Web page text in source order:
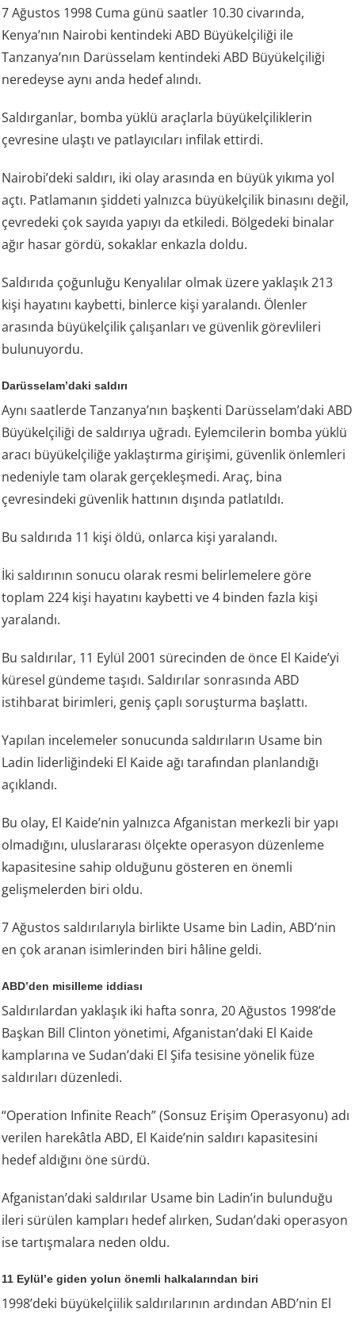
7 Ağustos 1998 Cuma günü saatler 10.30 civarında,
Kenya’nın Nairobi kentindeki ABD Büyükelçiliği ile
Tanzanya’nın Darüsselam kentindeki ABD Büyükelçiliği
neredeyse aynı anda hedef alındı.
Saldırganlar, bomba yüklü araçlarla büyükelçiliklerin
çevresine ulaştı ve patlayıcıları infilak ettirdi.
Nairobi’deki saldırı, iki olay arasında en büyük yıkıma yol
açtı. Patlamanın şiddeti yalnızca büyükelçilik binasını değil,
çevredeki çok sayıda yapıyı da etkiledi. Bölgedeki binalar
ağır hasar gördü, sokaklar enkazla doldu.
Saldırıda çoğunluğu Kenyalılar olmak üzere yaklaşık 213
kişi hayatını kaybetti, binlerce kişi yaralandı. Ölenler
arasında büyükelçilik çalışanları ve güvenlik görevlileri
bulunuyordu.
Darüsselam’daki saldırı
Aynı saatlerde Tanzanya’nın başkenti Darüsselam’daki ABD
Büyükelçiliği de saldırıya uğradı. Eylemcilerin bomba yüklü
aracı büyükelçiliğe yaklaştırma girişimi, güvenlik önlemleri
nedeniyle tam olarak gerçekleşmedi. Araç, bina
çevresindeki güvenlik hattının dışında patlatıldı.
Bu saldırıda 11 kişi öldü, onlarca kişi yaralandı.
İki saldırının sonucu olarak resmi belirlemelere göre
toplam 224 kişi hayatını kaybetti ve 4 binden fazla kişi
yaralandı.
Bu saldırılar, 11 Eylül 2001 sürecinden de önce El Kaide’yi
küresel gündeme taşıdı. Saldırılar sonrasında ABD
istihbarat birimleri, geniş çaplı soruşturma başlattı.
Yapılan incelemeler sonucunda saldırıların Usame bin
Ladin liderliğindeki El Kaide ağı tarafından planlandığı
açıklandı.
Bu olay, El Kaide’nin yalnızca Afganistan merkezli bir yapı
olmadığını, uluslararası ölçekte operasyon düzenleme
kapasitesine sahip olduğunu gösteren en önemli
gelişmelerden biri oldu.
7 Ağustos saldırılarıyla birlikte Usame bin Ladin, ABD’nin
en çok aranan isimlerinden biri hâline geldi.
ABD’den misilleme iddiası
Saldırılardan yaklaşık iki hafta sonra, 20 Ağustos 1998’de
Başkan Bill Clinton yönetimi, Afganistan’daki El Kaide
kamplarına ve Sudan’daki El Şifa tesisine yönelik füze
saldırıları düzenledi.
“Operation Infinite Reach” (Sonsuz Erişim Operasyonu) adı
verilen harekâtla ABD, El Kaide’nin saldırı kapasitesini
hedef aldığını öne sürdü.
Afganistan’daki saldırılar Usame bin Ladin’in bulunduğu
ileri sürülen kampları hedef alırken, Sudan’daki operasyon
ise tartışmalara neden oldu.
11 Eylül’e giden yolun önemli halkalarından biri
1998’deki büyükelçiilik saldırılarının ardından ABD’nin El